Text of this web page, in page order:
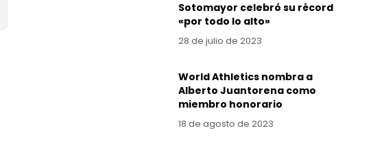
Sotomayor celebró su récord
«por todo lo alto»
28 de julio de 2023
World Athletics nombra a
Alberto Juantorena como
miembro honorario
18 de agosto de 2023